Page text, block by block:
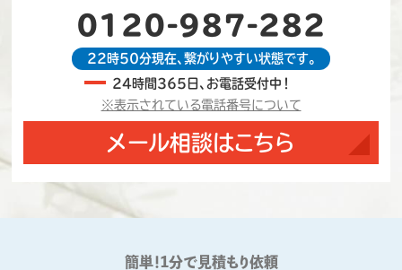
0120-987-282
22時50分現在、繋がりやすい状態です。
24時間365日、お電話受付中！
※表示されている電話番号について
メール相談はこちら
簡単！1分で見積もり依頼